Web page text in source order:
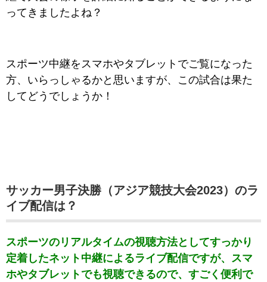
ってきましたよね？
スポーツ中継をスマホやタブレットでご覧になった
方、いらっしゃるかと思いますが、この試合は果た
してどうでしょうか！
サッカー男子決勝（アジア競技大会2023）のラ
イブ配信は？
スポーツのリアルタイムの視聴方法としてすっかり
定着したネット中継によるライブ配信ですが、スマ
ホやタブレットでも視聴できるので、すごく便利で